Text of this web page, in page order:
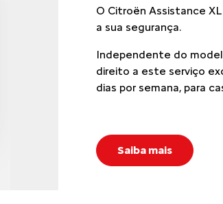
O Citroën Assistance
a sua segurança.
Independente do
direito a este serviço
dias por semana, para
Saiba mais